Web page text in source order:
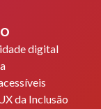
digital
da Inclusão